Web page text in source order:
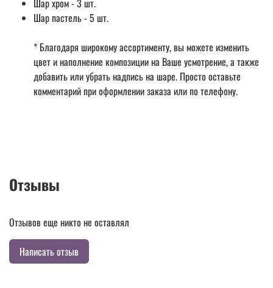
Шар пастель - 5 шт.
* Благодаря широкому ассортименту, вы можете изменить
цвет и наполнение композиции на Ваше усмотрение, а также
добавить или убрать надпись на шаре. Просто оставьте
комментарий при оформлении заказа или по телефону.
Отзывы
Отзывов еще никто не оставлял
Написать отзыв